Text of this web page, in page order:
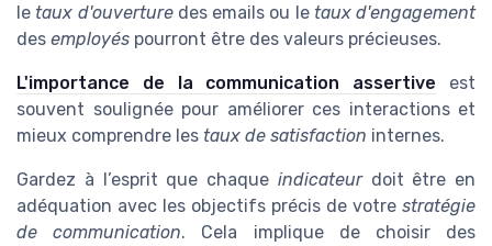
le taux d'ouverturedes emails ou le taux d'engagement
des employés pourront être des valeurs précieuses.
L'importance de la communication assertive est
souvent soulignée pour améliorer ces interactions et
mieux comprendre les taux de satisfaction internes.
Gardez à l’esprit que chaque indicateurdoit être en
adéquation avec les objectifs précis de votre stratégie
de communication. Cela implique de choisir des